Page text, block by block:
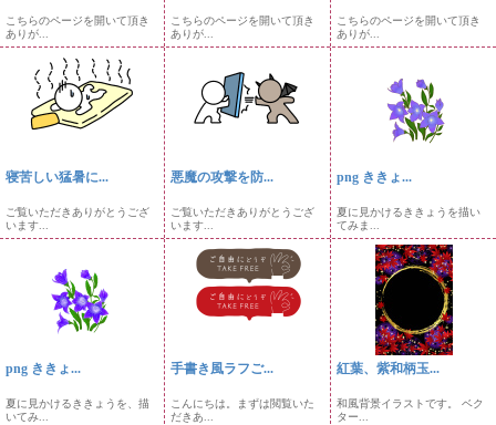
こちらのページを開いて頂き
ありが...
こちらのページを開いて頂き
ありが...
こちらのページを開いて頂き
ありが...
寝苦しい猛暑に...
ご覧いただきありがとうござ
います...
悪魔の攻撃を防...
ご覧いただきありがとうござ
います...
png ききょ...
夏に見かけるききょうを描い
てみま...
png ききょ...
夏に見かけるききょうを、描
いてみ...
手書き風ラフご...
こんにちは。まずは閲覧いた
だきあ...
紅葉、紫和柄玉...
和風背景イラストです。 ベク
ター...